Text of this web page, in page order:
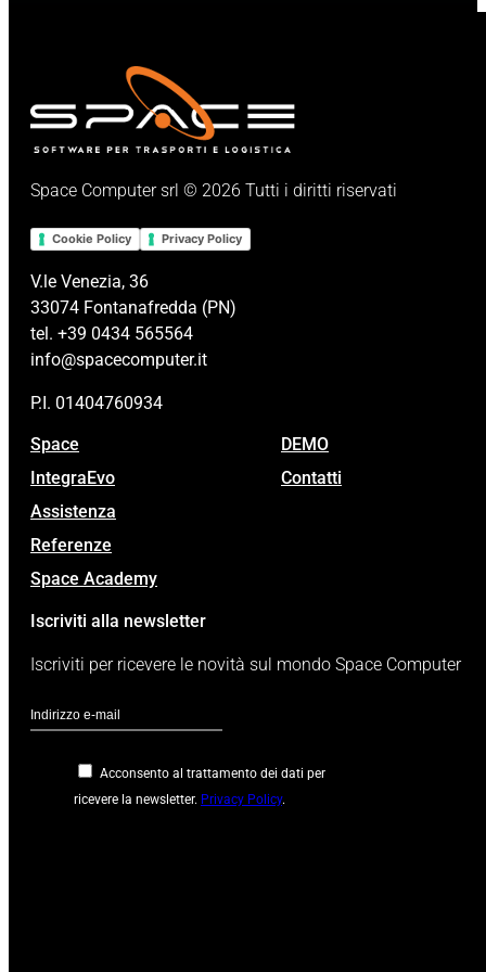
Space Computer srl © 2026 Tutti i diritti riservati
Cookie Policy Privacy Policy
V.le Venezia, 36
33074 Fontanafredda (PN)
tel. +39 0434 565564
info@spacecomputer.it
P.I. 01404760934
Space
IntegraEvo
Assistenza
Referenze
Space Academy
DEMO
Contatti
Iscriviti alla newsletter
Iscriviti per ricevere le novità sul mondo Space Computer
Acconsento al trattamento dei dati per
ricevere la newsletter. Privacy Policy.